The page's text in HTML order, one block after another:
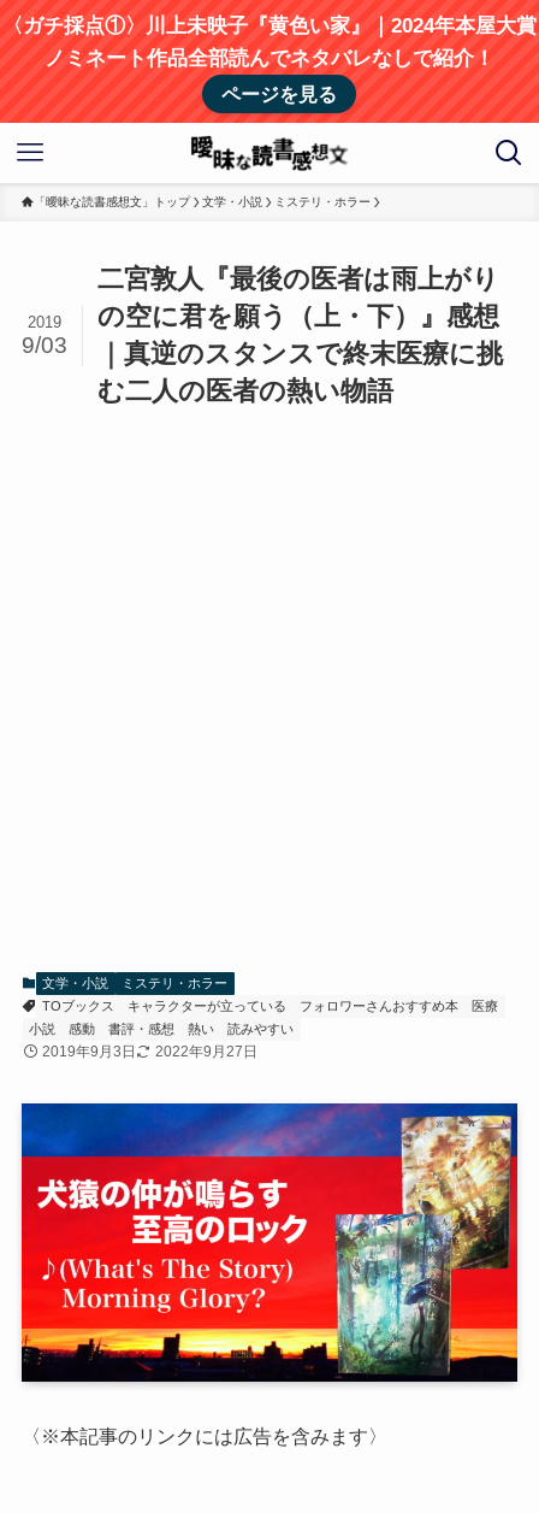
〈ガチ採点①〉川上未映子『黄色い家』｜2024年本屋大賞
ノミネート作品全部読んでネタバレなしで紹介！
ページを見る
「曖昧な読書感想文」トップ 文学・小説 ミステリ・ホラー
二宮敦人『最後の医者は雨上がり
の空に君を願う（上・下）』感想
｜真逆のスタンスで終末医療に挑
む二人の医者の熱い物語
2019
9/03
文学・小説
ミステリ・ホラー
TOブックス
キャラクターが立っている フォロワーさんおすすめ本
医療
小説
感動 書評・感想 熱い 読みやすい
2019年9月3日 2022年9月27日
〈※本記事のリンクには広告を含みます〉